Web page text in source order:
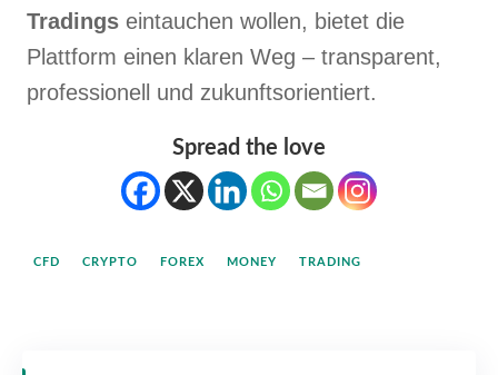
Tradings eintauchen wollen, bietet die
Plattform einen klaren Weg – transparent,
professionell und zukunftsorientiert.
Spread the love
CFD CRYPTO FOREX MONEY TRADING